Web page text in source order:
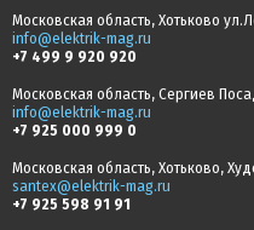
Московская область, Хотьково
info@elektrik-mag.ru
+7 499 9 920 920
Московская область, Сергиев
info@elektrik-mag.ru
+7 925 000 999 0
Московская область, Хотьково,
santex@elektrik-mag.ru
+7 925 598 91 91